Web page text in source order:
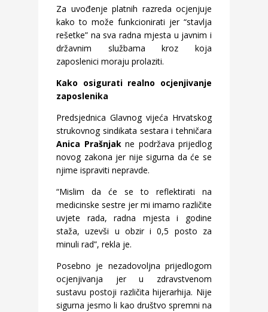
Za uvođenje platnih razreda ocjenjuje
kako to može funkcionirati jer “stavlja
rešetke” na sva radna mjesta u javnim i
državnim službama kroz koja
zaposlenici moraju prolaziti.
Kako osigurati realno ocjenjivanje
zaposlenika
Predsjednica Glavnog vijeća Hrvatskog
strukovnog sindikata sestara i tehničara
Anica Prašnjakne podržava prijedlog
novog zakona jer nije sigurna da će se
njime ispraviti nepravde.
“Mislim da će se to reflektirati na
medicinske sestre jer mi imamo različite
uvjete rada, radna mjesta i godine
staža, uzevši u obzir i 0,5 posto za
minuli rad”, rekla je.
Posebno je nezadovoljna prijedlogom
ocjenjivanja jer u zdravstvenom
sustavu postoji različita hijerarhija. Nije
sigurna jesmo li kao društvo spremni na